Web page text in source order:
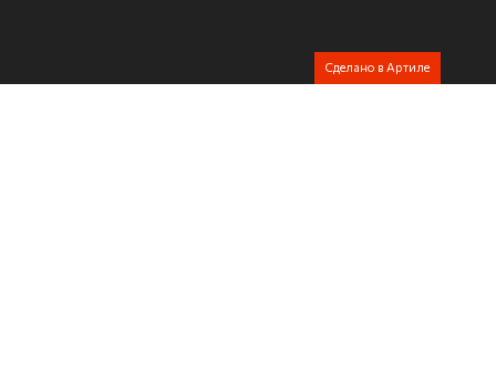
Сделано в Артиле